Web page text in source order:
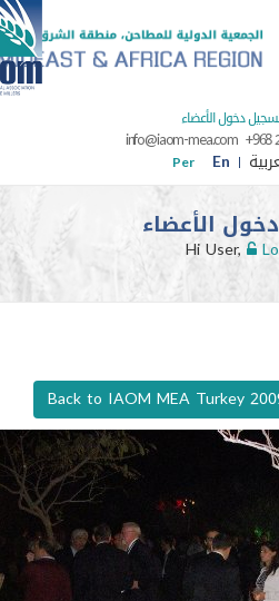
info@iaom-
Per
Back to IAOM MEA